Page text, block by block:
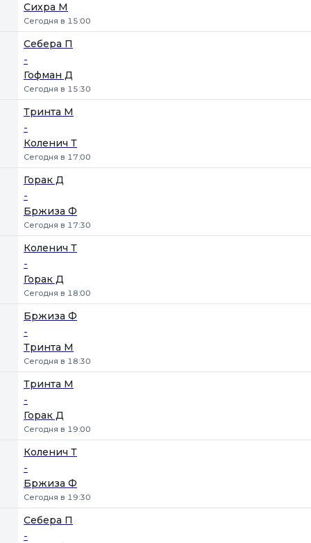
Сихра М
Сегодня в 15:00
Себера П
-
Гофман Д
Сегодня в 15:30
Тринта М
-
Коленич Т
Сегодня в 17:00
Горак Д
-
Бржиза Ф
Сегодня в 17:30
Коленич Т
-
Горак Д
Сегодня в 18:00
Бржиза Ф
-
Тринта М
Сегодня в 18:30
Тринта М
-
Горак Д
Сегодня в 19:00
Коленич Т
-
Бржиза Ф
Сегодня в 19:30
Себера П
-